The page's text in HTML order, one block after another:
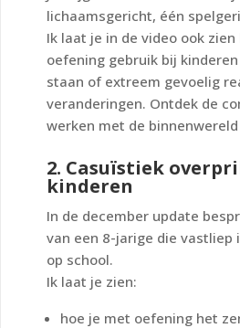
lichaamsgericht, één
Ik laat je in de video ook zien
oefening gebruik bij
staan of extreem gevoelig
veranderingen. Ontdek de
werken met de binnenwereld
2. Casuïstiek
kinderen
In de december update
van een 8-jarige die vastliep
op school.
Ik laat je zien:
hoe je met oefening het